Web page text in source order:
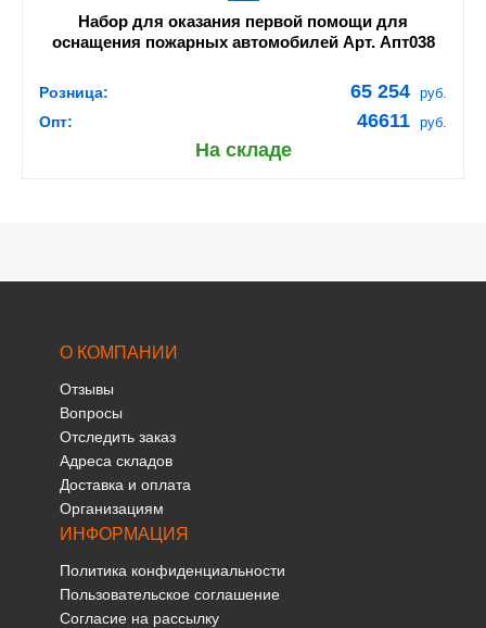
Набор для оказания первой помощи для
оснащения пожарных автомобилей Арт. Апт038
Розница: 65 254 руб.
Опт: 46611 руб.
На складе
О КОМПАНИИ
Отзывы
Вопросы
Отследить заказ
Адреса складов
Доставка и оплата
Организациям
ИНФОРМАЦИЯ
Политика конфиденциальности
Пользовательское соглашение
Согласие на рассылку